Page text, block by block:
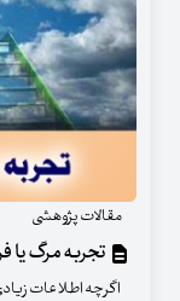
مقالات پژوهشی
تجربه مرگ یا
اگرچه اطلاعات